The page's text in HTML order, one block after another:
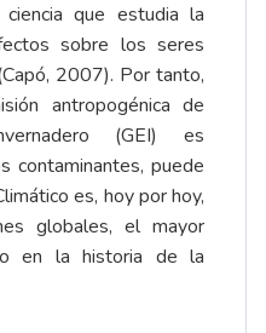
que estudia la
sobre los seres
2007). Por tanto,
antropogénica de
(GEI) es
contaminantes, puede
es, hoy por hoy,
globales, el mayor
en la historia de la